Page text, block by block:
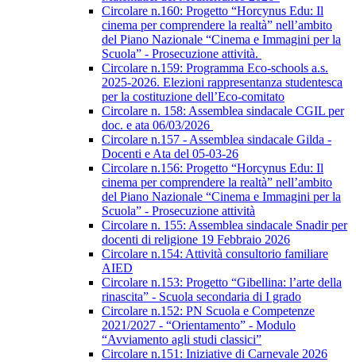
Circolare n.160: Progetto “Horcynus Edu: Il
cinema per comprendere la realtà” nell’ambito
del Piano Nazionale “Cinema e Immagini per la
Scuola” - Prosecuzione attività.
Circolare n.159: Programma Eco-schools a.s.
2025-2026. Elezioni rappresentanza studentesca
per la costituzione dell’Eco-comitato
Circolare n. 158: Assemblea sindacale CGIL per
doc. e ata 06/03/2026
Circolare n.157 - Assemblea sindacale Gilda -
Docenti e Ata del 05-03-26
Circolare n.156: Progetto “Horcynus Edu: Il
cinema per comprendere la realtà” nell’ambito
del Piano Nazionale “Cinema e Immagini per la
Scuola” - Prosecuzione attività
Circolare n. 155: Assemblea sindacale Snadir per
docenti di religione 19 Febbraio 2026
Circolare n.154: Attività consultorio familiare
AIED
Circolare n.153: Progetto “Gibellina: l’arte della
rinascita” - Scuola secondaria di I grado
Circolare n.152: PN Scuola e Competenze
2021/2027 - “Orientamento” - Modulo
“Avviamento agli studi classici”
Circolare n.151: Iniziative di Carnevale 2026